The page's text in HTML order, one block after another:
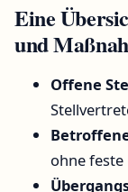
Eine
und
Offene
ohne